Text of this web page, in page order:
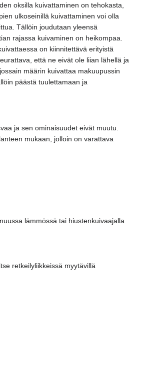
oksilla kuivattaminen on tehokasta,
ulkoseinillä kuivattaminen voi olla
Tällöin joudutaan yleensä
rajassa kuivaminen on heikompaa.
on kiinnitettävä erityistä
että ne eivät ole liian lähellä ja
määrin kuivattaa makuupussin
päästä tuulettamaan ja
ja sen ominaisuudet eivät muutu.
mukaan, jolloin on varattava
lämmössä tai hiustenkuivaajalla
retkeilyliikkeissä myytävillä